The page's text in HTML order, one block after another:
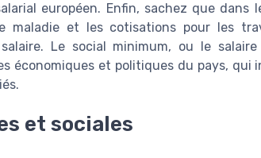
européen. Enfin, sachez que dans
maladie et les cotisations pour les
Le social minimum, ou le
économiques et politiques du pays, qui
et sociales